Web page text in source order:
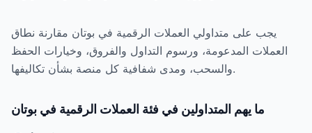
يجب على متداولي العملات الرقمية في بوتان مقارنة نطاق
العملات المدعومة، ورسوم التداول والفروق، وخيارات الحفظ
والسحب، ومدى شفافية كل منصة بشأن تكاليفها.
ما يهم المتداولين في فئة العملات الرقمية في بوتان